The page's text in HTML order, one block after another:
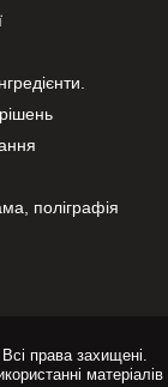
поліграфія
права захищені.
матеріалів